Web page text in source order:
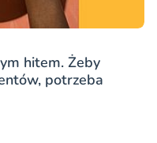
hitem. Żeby
potrzeba